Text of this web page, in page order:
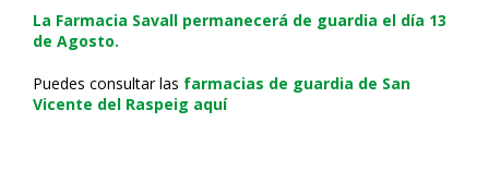
La Farmacia Savall permanecerá de guardia el día 13
de Agosto.
Puedes consultar las farmacias de guardia de San
Vicente del Raspeig aquí